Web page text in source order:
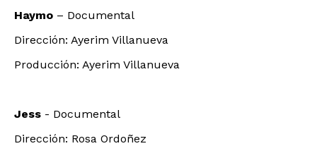
Haymo – Documental
Dirección: Ayerim Villanueva
Producción: Ayerim Villanueva
Jess - Documental
Dirección: Rosa Ordoñez